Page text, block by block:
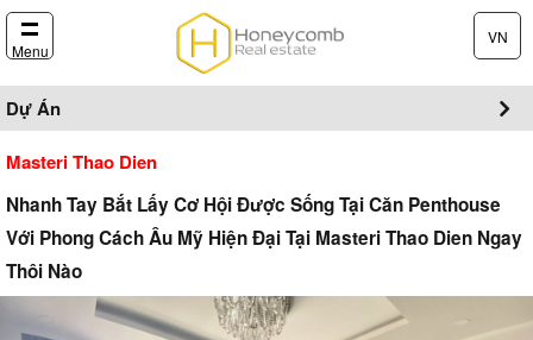
Menu
VN
Dự Án
Masteri Thao Dien
Nhanh Tay Bắt Lấy Cơ Hội Được Sống Tại Căn Penthouse
Với Phong Cách Âu Mỹ Hiện Đại Tại Masteri Thao Dien Ngay
Thôi Nào